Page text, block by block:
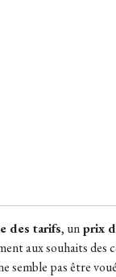
des tarifs, unprix
aux souhaits des
semble pas être